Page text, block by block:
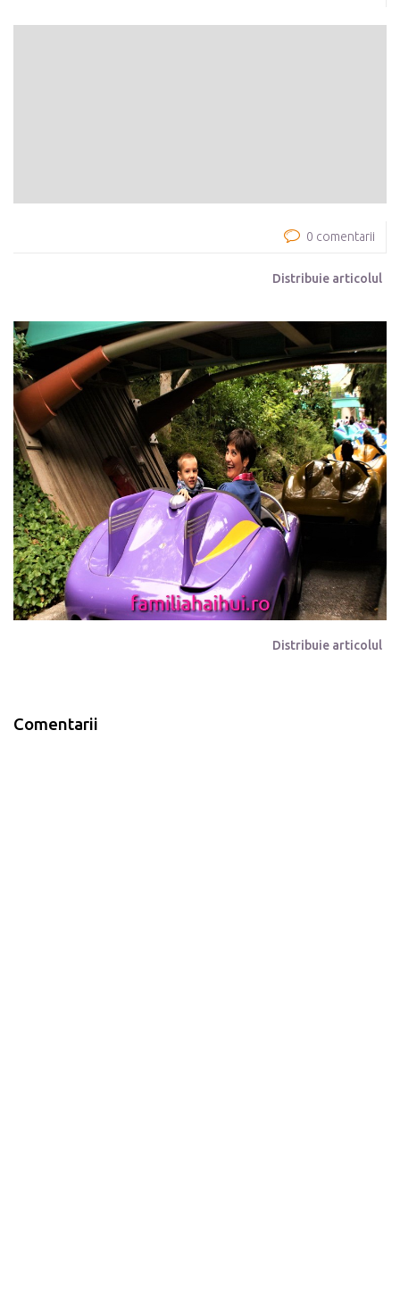
0 comentarii
Distribuie articolul
Distribuie articolul
Comentarii